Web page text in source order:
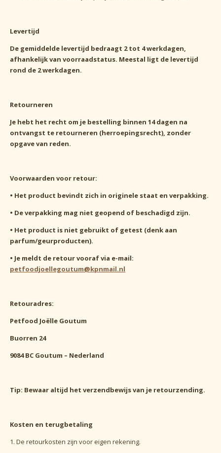
Levertijd
De gemiddelde levertijd bedraagt 2 tot 4 werkdagen,
afhankelijk van voorraadstatus. Meestal ligt de levertijd
rond de 2 werkdagen.
Retourneren
Je hebt het recht om je bestelling binnen 14 dagen na
ontvangst te retourneren (herroepingsrecht), zonder
opgave van reden.
Voorwaarden voor retour:
• Het product bevindt zich in originele staat en verpakking.
• De verpakking mag niet geopend of beschadigd zijn.
• Het product is niet gebruikt of getest (denk aan
parfum/geurproducten).
• Je meldt de retour vooraf via e-mail:
petfoodjoellegoutum@kpnmail.nl
Retouradres:
Petfood Joëlle Goutum
Buorren 24
9084 BC Goutum – Nederland
Tip: Bewaar altijd het verzendbewijs van je retourzending.
Kosten en terugbetaling
1. De retourkosten zijn voor eigen rekening.